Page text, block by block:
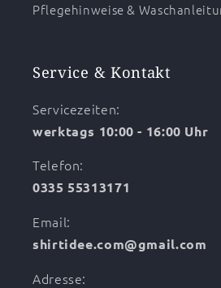
Pflegehinweise &
Service & Kontakt
Servicezeiten:
werktags 10:00 - 16:00 Uhr
Telefon:
0335 55313171
Email:
shirtidee.com@gmail.com
Adresse: